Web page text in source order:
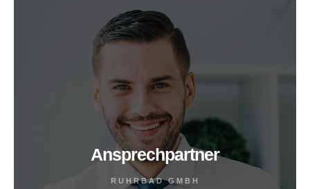
Ansprechpartner
RUHRBAD GMBH